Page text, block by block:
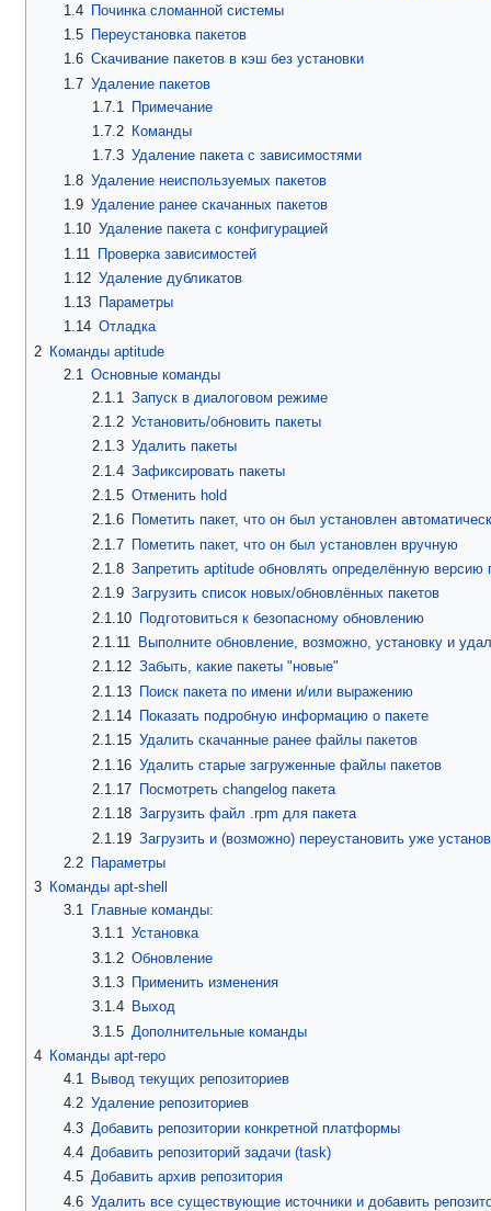
1.4 Починка сломанной системы
1.5
Переустановка пакетов
1.6 Скачивание пакетов в кэш без установки
1.7 Удаление пакетов
1.7.1
Примечание
1.7.2 Команды
1.7.3 Удаление пакета с зависимостями
1.8 Удаление неиспользуемых пакетов
1.9 Удаление ранее скачанных пакетов
1.10 Удаление пакета с конфигурацией
1.11
Проверка зависимостей
1.12 Удаление дубликатов
1.13
Параметры
1.14 Отладка
2 Команды aptitude
2.1
Основные команды
2.1.1
Запуск в диалоговом режиме
2.1.2 Установить/обновить пакеты
2.1.3 Удалить пакеты
2.1.4 Зафиксировать пакеты
2.1.5 Отменить hold
2.1.6 Пометить пакет, что он был установлен
2.1.7 Пометить пакет, что он был установлен вручную
2.1.8 Запретить aptitude обновлять определённую версию
2.1.9 Загрузить список новых/обновлённых пакетов
2.1.10 Подготовиться к безопасному обновлению
2.1.11 Выполните обновление, возможно, установку и
2.1.12 Забыть, какие пакеты "новые"
2.1.13 Поиск пакета по имени и/или выражению
2.1.14 Показать подробную информацию о пакете
2.1.15 Удалить скачанные ранее файлы пакетов
2.1.16 Удалить старые загруженные файлы пакетов
2.1.17 Посмотреть changelog пакета
2.1.18 Загрузить файл .rpm для пакета
2.1.19 Загрузить и (возможно) переустановить уже
2.2
Параметры
3 Команды apt-shell
3.1
Главные команды:
3.1.1 Установка
3.1.2 Обновление
3.1.3 Применить изменения
3.1.4 Выход
3.1.5 Дополнительные команды
4 Команды apt-repo
4.1
Вывод текущих репозиториев
4.2 Удаление репозиториев
4.3 Добавить репозитории конкретной платформы
4.4 Добавить репозиторий задачи (task)
4.5 Добавить архив репозитория
4.6 Удалить все существующие источники и добавить